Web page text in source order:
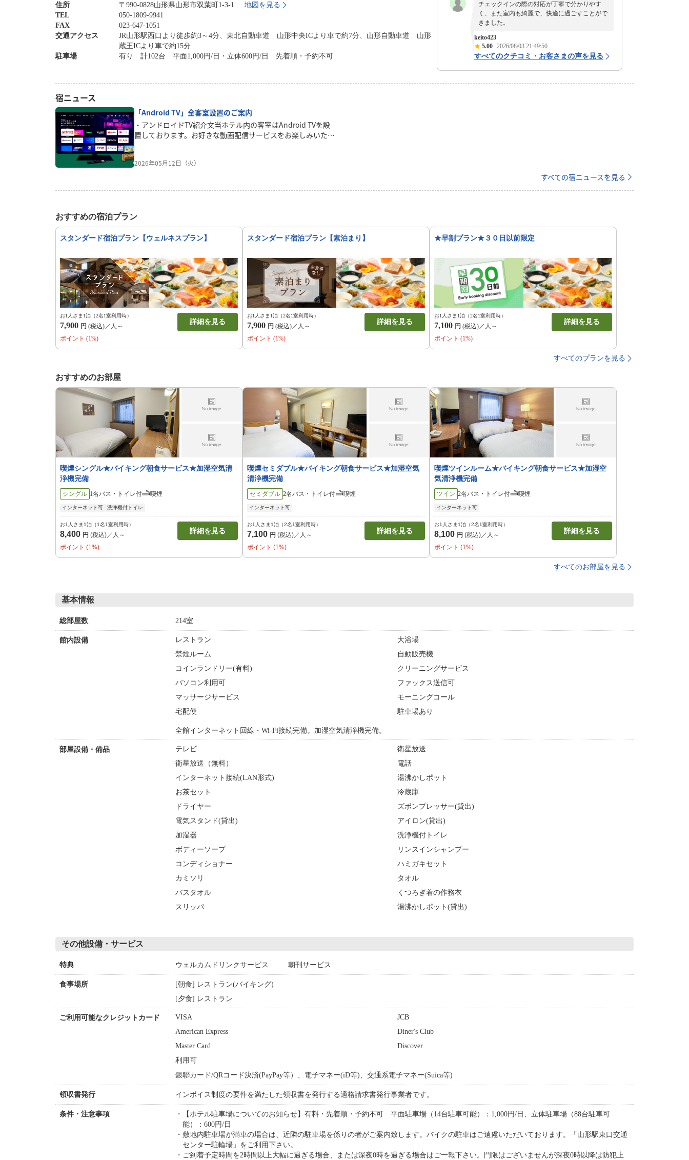
住所
〒990-0828山形県山形市双葉町1-3-1
地図を見る
TEL
050-1809-9941
FAX
023-647-1051
交通アクセス
JR山形駅西口より徒歩約3～4分、東北自動車道 山形中央ICより車で約7分、山形自動車道 山形
蔵王ICより車で約15分
駐車場
有り 計102台 平面1,000円/日・立体600円/日 先着順・予約不可
チェックインの際の対応が丁寧で分かりやす
く、また室内も綺麗で、快適に過ごすことがで
きました。
keito423
5.00 2026/08/03 21:49:50
すべてのクチコミ・お客さまの声を見る
宿ニュース
「Android TV」全客室設置のご案内
・アンドロイドTV紹介文当ホテル内の客室はAndroid TVを設
置しております。お好きな動画配信サービスをお楽しみいただ
(ログアウト)されます。
2026年05月12日（火）
すべての宿ニュースを見る
おすすめの宿泊プラン
スタンダード宿泊プラン【ウェルネスプラン】
お1人さま1泊（2名1室利用時）
7,900 円 (税込)／人～
詳細を見る
ポイント (1%)
スタンダード宿泊プラン【素泊まり】
お1人さま1泊（2名1室利用時）
7,900 円 (税込)／人～
詳細を見る
ポイント (1%)
★早割プラン★３０日以前限定
お1人さま1泊（2名1室利用時）
7,100 円 (税込)／人～
詳細を見る
ポイント (1%)
すべてのプランを見る
おすすめのお部屋
喫煙シングル★バイキング朝食サービス★加湿空気清
浄機完備
シングル 1名バス・トイレ付 喫煙
インターネット可 洗浄機付トイレ
お1人さま1泊（1名1室利用時）
8,400 円 (税込)／人～ 詳細を見る
ポイント (1%)
喫煙セミダブル★バイキング朝食サービス★加湿空気
清浄機完備
セミダブル 2名バス・トイレ付 喫煙
インターネット可
お1人さま1泊（2名1室利用時）
7,100 円 (税込)／人～ 詳細を見る
ポイント (1%)
喫煙ツインルーム★バイキング朝食サービス★加湿空
気清浄機完備
ツイン 2名バス・トイレ付 喫煙
インターネット可
お1人さま1泊（2名1室利用時）
8,100 円 (税込)／人～ 詳細を見る
ポイント (1%)
すべてのお部屋を見る
基本情報
総部屋数 214室
館内設備 レストラン
大浴場
禁煙ルーム
自動販売機
コインランドリー(有料)
クリーニングサービス
パソコン利用可
ファックス送信可
マッサージサービス
モーニングコール
宅配便
駐車場あり
全館インターネット回線・Wi-Fi接続完備。加湿空気清浄機完備。
部屋設備・備品 テレビ
衛星放送
衛星放送（無料）
電話
インターネット接続(LAN形式)
湯沸かしポット
お茶セット
冷蔵庫
ドライヤー
ズボンプレッサー(貸出)
電気スタンド(貸出)
アイロン(貸出)
加湿器
洗浄機付トイレ
ボディーソープ
リンスインシャンプー
コンディショナー
ハミガキセット
カミソリ
タオル
バスタオル
くつろぎ着の作務衣
スリッパ
湯沸かしポット(貸出)
その他設備・サービス
特典 ウェルカムドリンクサービス 朝刊サービス
食事場所
[朝食] レストラン(バイキング)
[夕食] レストラン
ご利用可能なクレジットカード VISA
JCB
American Express
Diner's Club
Master Card
Discover
利用可
銀聯カード/QRコード決済(PayPay等）、電子マネー(iD等)、交通系電子マネー(Suica等)
領収書発行 インボイス制度の要件を満たした領収書を発行する適格請求書発行事業者です。
条件・注意事項
【ホテル駐車場についてのお知らせ】有料・先着順・予約不可 平面駐車場（14台駐車可能）：1,000円/日、立体駐車場（88台駐車可
能）：600円/日
敷地内駐車場が満車の場合は、近隣の駐車場を係りの者がご案内致します。バイクの駐車はご遠慮いただいております。「山形駅東口交通
センター駐輪場」をご利用下さい。
ご到着予定時間を2時間以上大幅に過ぎる場合、または深夜0時を過ぎる場合はご一報下さい。門限はございませんが深夜0時以降は防犯上